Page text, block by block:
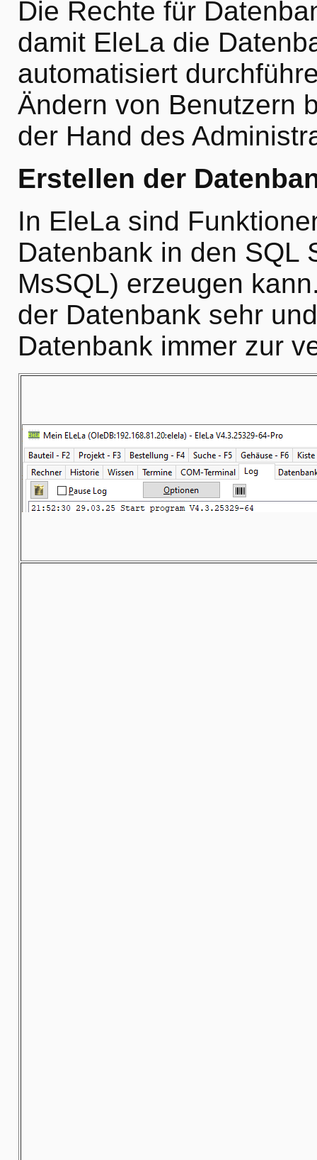
Die Rechte für
damit EleLa die
automatisiert
Ändern von Benutzern
der Hand des
Erstellen der
In EleLa sind
Datenbank in den SQL
MsSQL) erzeugen
der Datenbank sehr
Datenbank immer zur